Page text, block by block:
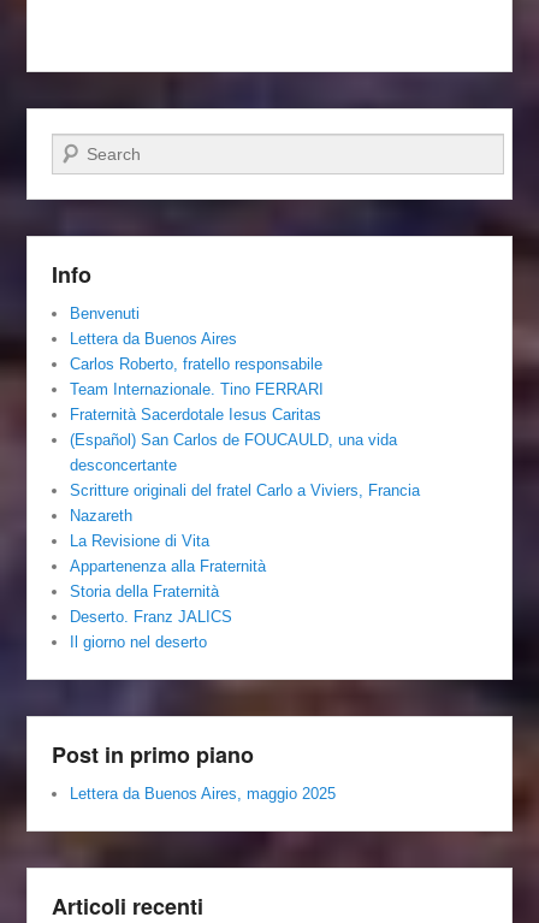
Cerca
Info
Benvenuti
Lettera da Buenos Aires
Carlos Roberto, fratello responsabile
Team Internazionale. Tino FERRARI
Fraternità Sacerdotale Iesus Caritas
(Español) San Carlos de FOUCAULD, una vida
desconcertante
Scritture originali del fratel Carlo a Viviers, Francia
Nazareth
La Revisione di Vita
Appartenenza alla Fraternità
Storia della Fraternità
Deserto. Franz JALICS
Il giorno nel deserto
Post in primo piano
Lettera da Buenos Aires, maggio 2025
Articoli recenti